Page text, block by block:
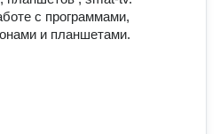
с программами,
и планшетами.